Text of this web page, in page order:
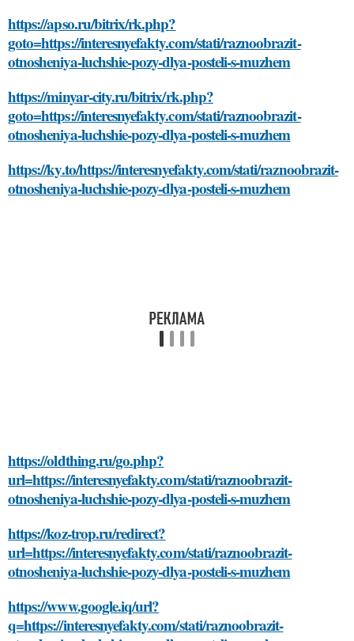
https://apso.ru/bitrix/rk.php?
goto=https://interesnyefakty.com/stati/raznoobrazit-
otnosheniya-luchshie-pozy-dlya-posteli-s-muzhem
https://minyar-city.ru/bitrix/rk.php?
goto=https://interesnyefakty.com/stati/raznoobrazit-
otnosheniya-luchshie-pozy-dlya-posteli-s-muzhem
https://ky.to/https://interesnyefakty.com/stati/raznoobrazit-
otnosheniya-luchshie-pozy-dlya-posteli-s-muzhem
https://oldthing.ru/go.php?
url=https://interesnyefakty.com/stati/raznoobrazit-
otnosheniya-luchshie-pozy-dlya-posteli-s-muzhem
https://koz-trop.ru/redirect?
url=https://interesnyefakty.com/stati/raznoobrazit-
otnosheniya-luchshie-pozy-dlya-posteli-s-muzhem
https://www.google.iq/url?
q=https://interesnyefakty.com/stati/raznoobrazit-